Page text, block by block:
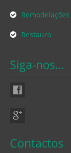
Remodelações
Restauro
Siga-nos...
Contactos